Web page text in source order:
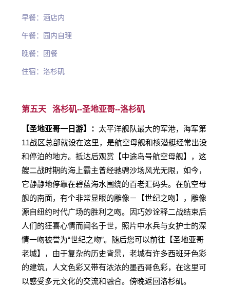
早餐：酒店内
午餐：园内自理
晚餐：团餐
住宿：洛杉矶
第五天 洛杉矶--圣地亚哥--洛杉矶
【圣地亚哥一日游】： 太平洋舰队最大的军港，海军第
11战区总部就设在这里，是航空母舰和核潜艇经常出没
和停泊的地方。抵达后观赏【中途岛号航空母舰】，这
艘二战时期的海上霸主曾经驰骋沙场风光无限，如今，
它静静地停靠在碧蓝海水围绕的百老汇码头。在航空母
舰的南面，有个非常显眼的雕像－【世纪之吻】，雕像
源自纽约时代广场的胜利之吻。因巧妙诠释二战结束后
人们的狂喜心情而闻名于世，照片中水兵与女护士的深
情一吻被誉为“世纪之吻”。随后您可以前往【圣地亚哥
老城】，由于复杂的历史背景，老城有许多西班牙色彩
的建筑，人文色彩又带有浓浓的墨西哥色彩，在这里可
以感受多元文化的交流和融合。傍晚返回洛杉矶。